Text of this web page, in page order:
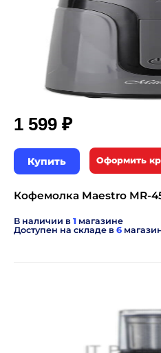
1 599 ₽
Купить Оформить
Кофемолка Maestro MR-
В наличии в 1 магазине
Доступен на складе в 6